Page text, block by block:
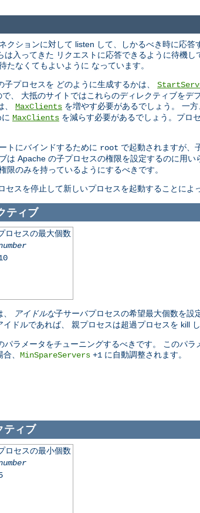
クションに対して listen して、しかるべき時に応
入ってきた リクエストに応答できるように待機
なくてもよいように なっています。
プロセスを どのように生成するかは、
、 大抵のサイトではこれらのディレクティブを
、 MaxClients を増やす必要があるでしょう。 一
MaxClients を減らす必要があるでしょう。プロ
トにバインドするために root で起動されますが、
は Apache の子プロセスの権限を設定するのに用
限のみを持っているようにするべきです。
セスを停止して新しいプロセスを起動することに
ティブ
ロセスの最大個数
アイドルな子サーバプロセスの希望最大個数を設
ドルであれば、 親プロセスは超過プロセスを kill し
ラメータをチューニングするべきです。 このパ
、 MinSpareServers +1 に自動調整されます。
ティブ
ロセスの最小個数